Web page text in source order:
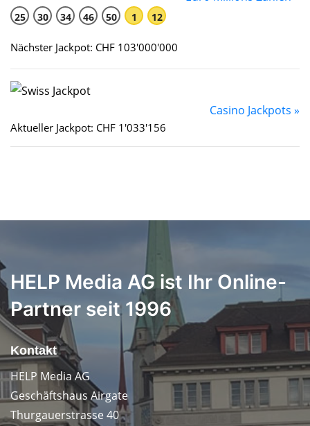
25 30 34 46 50 1 12
Nächster Jackpot: CHF 103'000'000
Casino Jackpots »
Aktueller Jackpot: CHF 1'033'156
HELP Media AG ist Ihr Online-
Partner seit 1996
Kontakt
HELP Media AG
Geschäftshaus Airgate
Thurgauerstrasse 40